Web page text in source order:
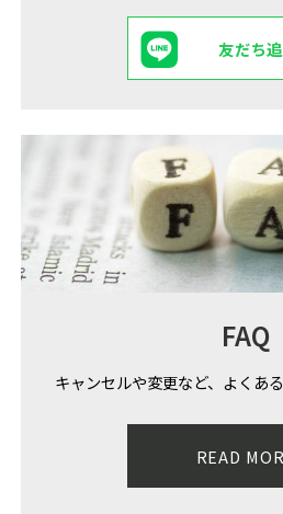
友だち
FAQ
キャンセルや変更など、よくあ
READ